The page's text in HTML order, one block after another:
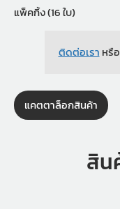
แพ็คกิ้ง (16 ใบ)
ติดต่อเรา หรือ
แคตตาล็อกสินค้า
สิน